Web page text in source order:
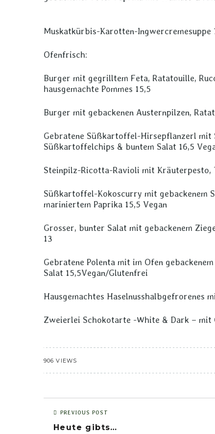
Muskatkürbis-Karotten-Ingwercremesuppe
Ofenfrisch:
Burger mit gegrilltem Feta, Ratatouille,
hausgemachte Pommes 15,5
Burger mit gebackenen Austernpilzen,
Gebratene Süßkartoffel-Hirsepflanzerl mit
Süßkartoffelchips & buntem Salat 16,5
Steinpilz-Ricotta-Ravioli mit Kräuterpesto,
Süßkartoffel-Kokoscurry mit gebackenem
mariniertem Paprika 15,5 Vegan
Grosser, bunter Salat mit gebackenem
13
Gebratene Polenta mit im Ofen
Salat 15,5Vegan/Glutenfrei
Hausgemachtes Haselnusshalbgefrorenes
Zweierlei Schokotarte -White & Dark – mit
906 VIEWS
PREVIOUS POST
Heute gibts…